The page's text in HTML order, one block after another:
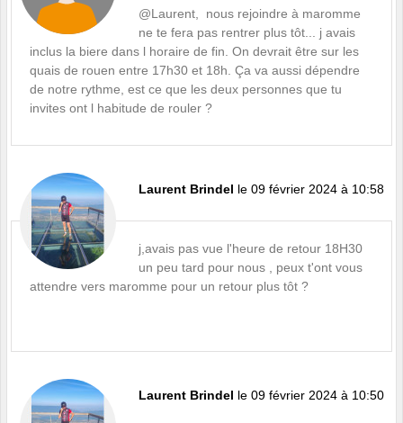
@Laurent, nous rejoindre à maromme
ne te fera pas rentrer plus tôt... j avais
inclus la biere dans l horaire de fin. On devrait être sur les
quais de rouen entre 17h30 et 18h. Ça va aussi dépendre
de notre rythme, est ce que les deux personnes que tu
invites ont l habitude de rouler ?
Laurent Brindel le 09 février 2024 à 10:58
j,avais pas vue l'heure de retour 18H30
un peu tard pour nous , peux t'ont vous
attendre vers maromme pour un retour plus tôt ?
Laurent Brindel le 09 février 2024 à 10:50